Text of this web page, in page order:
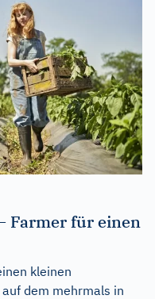
Farmer für einen
kleinen
dem mehrmals in